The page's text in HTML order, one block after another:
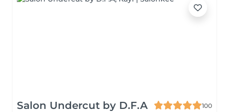
Salon Undercut by D.F.A
100